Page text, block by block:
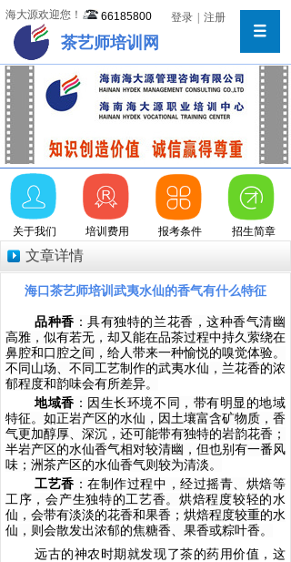
茶艺师培训网
海大源欢迎您！ 66185800 登录 注册
关于我们 培训费用 招生简章
报考条件
文章详情
海口茶艺师培训武夷水仙的香气有什么特征
品种香 ：具有独特的兰花香，这种香气清幽
高雅，似有若无，却又能在品茶过程中持久萦绕在
鼻腔和口腔之间，给人带来一种愉悦的嗅觉体验。
不同山场、不同工艺制作的武夷水仙，兰花香的浓
郁程度和韵味会有所差异。
地域香 ：因生长环境不同，带有明显的地域
特征。如正岩产区的水仙，因土壤富含矿物质，香
气更加醇厚、深沉，还可能带有独特的岩韵花香；
半岩产区的水仙香气相对较清幽，但也别有一番风
味；洲茶产区的水仙香气则较为清淡。
工艺香 ：在制作过程中，经过摇青、烘焙等
工序，会产生独特的工艺香。烘焙程度较轻的水
仙，会带有淡淡的花香和果香；烘焙程度较重的水
仙，则会散发出浓郁的焦糖香、果香或粽叶香。
远古的神农时期就发现了茶的药用价值，这